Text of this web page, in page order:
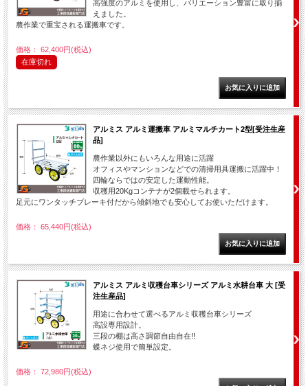
高強度のアルミを使用し、バリエーション豊富に取り揃
えました。
農作業で重宝される運搬車です。
価格： 62,400円(税込)
在庫切れ
アルミス アルミ運搬車 アルミマルチカート2型[受注生産
品]
農作業以外にもいろんな用途に活躍
オフィスやマンションなどでの清掃用具運搬に活躍中！
四輪ならではの安定した運動性能。
収穫用20Kgコンテナが2個載せられます。
足元にワンタッチブレーキ付だから傾斜地でも安心してお使いただけます。
価格： 65,440円(税込)
アルミス アルミ収穫台車シリーズ アルミ水耕台車 大 [受
注生産品]
用途に合わせて選べるアルミ収穫台車シリーズ
高設専用設計。
三段の棚は高さ調節自由自在!!
蝶ネジ使用で簡単設定。
価格： 72,980円(税込)